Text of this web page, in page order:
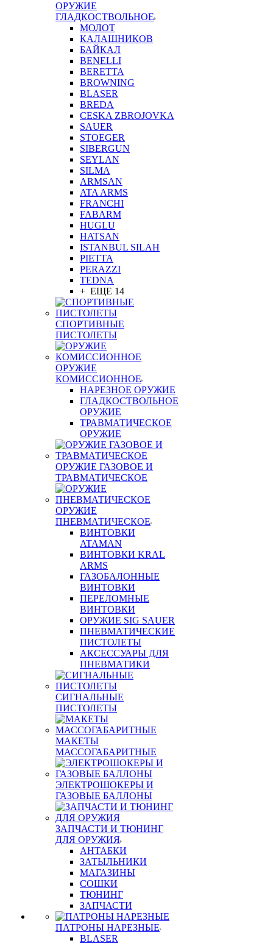
ОРУЖИЕ
ГЛАДКОСТВОЛЬНОЕ
МОЛОТ
КАЛАШНИКОВ
БАЙКАЛ
BENELLI
BERETTA
BROWNING
BLASER
BREDA
CESKA ZBROJOVKA
SAUER
STOEGER
SIBERGUN
SEYLAN
SILMA
ARMSAN
ATA ARMS
FRANCHI
FABARM
HUGLU
HATSAN
ISTANBUL SILAH
PIETTA
PERAZZI
TEDNA
+ ЕЩЕ 14
СПОРТИВНЫЕ
ПИСТОЛЕТЫ
ОРУЖИЕ
КОМИССИОННОЕ
НАРЕЗНОЕ ОРУЖИЕ
ГЛАДКОСТВОЛЬНОЕ
ОРУЖИЕ
ТРАВМАТИЧЕСКОЕ
ОРУЖИЕ
ОРУЖИЕ ГАЗОВОЕ И
ТРАВМАТИЧЕСКОЕ
ОРУЖИЕ
ПНЕВМАТИЧЕСКОЕ
ВИНТОВКИ
ATAMAN
ВИНТОВКИ KRAL
ARMS
ГАЗОБАЛОННЫЕ
ВИНТОВКИ
ПЕРЕЛОМНЫЕ
ВИНТОВКИ
ОРУЖИЕ SIG SAUER
ПНЕВМАТИЧЕСКИЕ
ПИСТОЛЕТЫ
АКСЕССУАРЫ ДЛЯ
ПНЕВМАТИКИ
СИГНАЛЬНЫЕ
ПИСТОЛЕТЫ
МАКЕТЫ
МАССОГАБАРИТНЫЕ
ЭЛЕКТРОШОКЕРЫ И
ГАЗОВЫЕ БАЛЛОНЫ
ЗАПЧАСТИ И ТЮНИНГ
ДЛЯ ОРУЖИЯ
АНТАБКИ
ЗАТЫЛЬНИКИ
МАГАЗИНЫ
СОШКИ
ТЮНИНГ
ЗАПЧАСТИ
ПАТРОНЫ НАРЕЗНЫЕ
BLASER